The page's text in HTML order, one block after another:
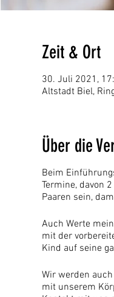
Zeit & Ort
30. Juli 2021,
Altstadt Biel,
Über die
Beim
Termine, davon
Paaren sein,
Auch Werte
mit der
Kind auf seine
Wir werden
mit unserem